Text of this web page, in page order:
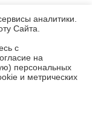
с Copilot+ PC: ИИ
аналитики.
Cайта.
с
на
персональных
и метрических